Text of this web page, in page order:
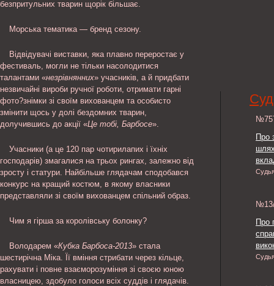
безпритульних тварин щорік більшає.
Морська тематика — бренд сезону.
Відвідувачі виставки, яка плавно переростає у
фестиваль, могли не тільки насолодитися
талантами «незрівнянних» учасників, а й придбати
незвичайні вироби ручної роботи, отримати гарні
фото?знімки зі своїм вихованцем та особисто
змінити щось у долі бездомних тварин,
долучившись до акції «Це тобі, Барбосе».
Учасники (а це 120 пар чотирилапих і їхніх
господарів) змагалися на трьох рингах, залежно від
зросту і статури. Найбільше глядачам сподобався
конкурс на кращий костюм, в якому власники
представляли зі своїм вихованцем спільний образ.
Чим я гірша за королівську болонку?
Володарем «Кубка Барбоса-2013» стала
шестирічна Міка. Її вміння стрибати через кільце,
рахувати і повне взаєморозуміння зі своєю юною
власницею, здобуло голоси всіх суддів і глядачів.
Про
Про